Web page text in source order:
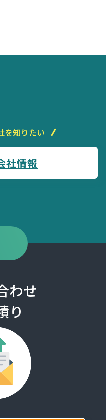
を知りたい
社情報
わせ
り